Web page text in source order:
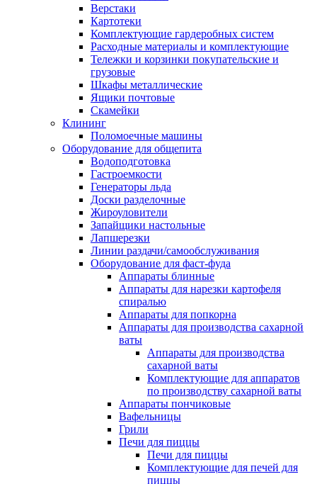
Верстаки
Картотеки
Комплектующие гардеробных систем
Расходные материалы и комплектующие
Тележки и корзинки покупательские и
грузовые
Шкафы металлические
Ящики почтовые
Скамейки
Клининг
Поломоечные машины
Оборудование для общепита
Водоподготовка
Гастроемкости
Генераторы льда
Доски разделочные
Жироуловители
Запайщики настольные
Лапшерезки
Линии раздачи/самообслуживания
Оборудование для фаст-фуда
Аппараты блинные
Аппараты для нарезки картофеля
спиралью
Аппараты для попкорна
Аппараты для производства сахарной
ваты
Аппараты для производства
сахарной ваты
Комплектующие для аппаратов
по производству сахарной ваты
Аппараты пончиковые
Вафельницы
Грили
Печи для пиццы
Печи для пиццы
Комплектующие для печей для
пиццы